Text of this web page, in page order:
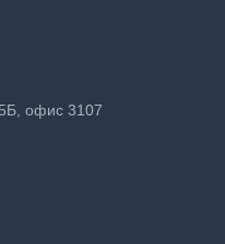
офис 3107